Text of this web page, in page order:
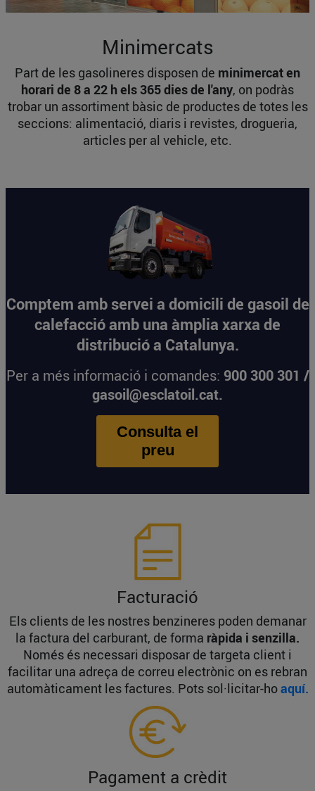
Minimercats
Part de les gasolineres disposen de minimercat en
horari de 8 a 22 h els 365 dies de l'any, on podràs
trobar un assortiment bàsic de productes de totes les
seccions: alimentació, diaris i revistes, drogueria,
articles per al vehicle, etc.
Comptem amb servei a domicili de gasoil de
calefacció amb una àmplia xarxa de
distribució a Catalunya.
Per a més informació i comandes: 900 300 301 /
gasoil@esclatoil.cat.
Consulta el
preu
Facturació
Els clients de les nostres benzineres poden demanar
la factura del carburant, de forma ràpida i senzilla.
Només és necessari disposar de targeta client i
facilitar una adreça de correu electrònic on es rebran
automàticament les factures. Pots sol·licitar-hoaquí.
Pagament a crèdit